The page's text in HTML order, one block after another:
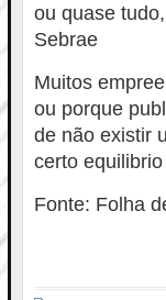
ou quase
Sebrae
Muitos
ou porque
de não existir
certo
Fonte: Folha